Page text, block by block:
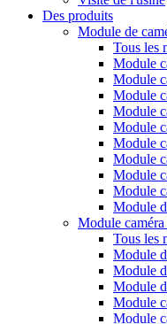
Des produits
Module de
Tous les
Module
Module
Module
Module
Module
Module
Module
Module
Module
Module
Module
Tous les
Module
Module
Module
Module
Module